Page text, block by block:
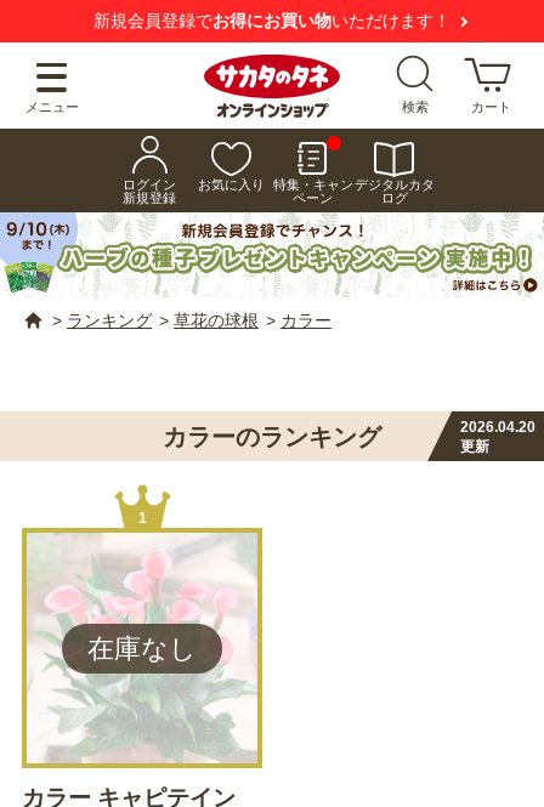
新規会員登録でお得にお買い物いただけます！
メニュー 検索 カート
ログイン
新規登録
お気に入り
特集・キャン
ペーン
デジタルカタ
ログ
> ランキング > 草花の球根 > カラー
カラーのランキング
2026.04.20
更新
1
カラー キャピテイン